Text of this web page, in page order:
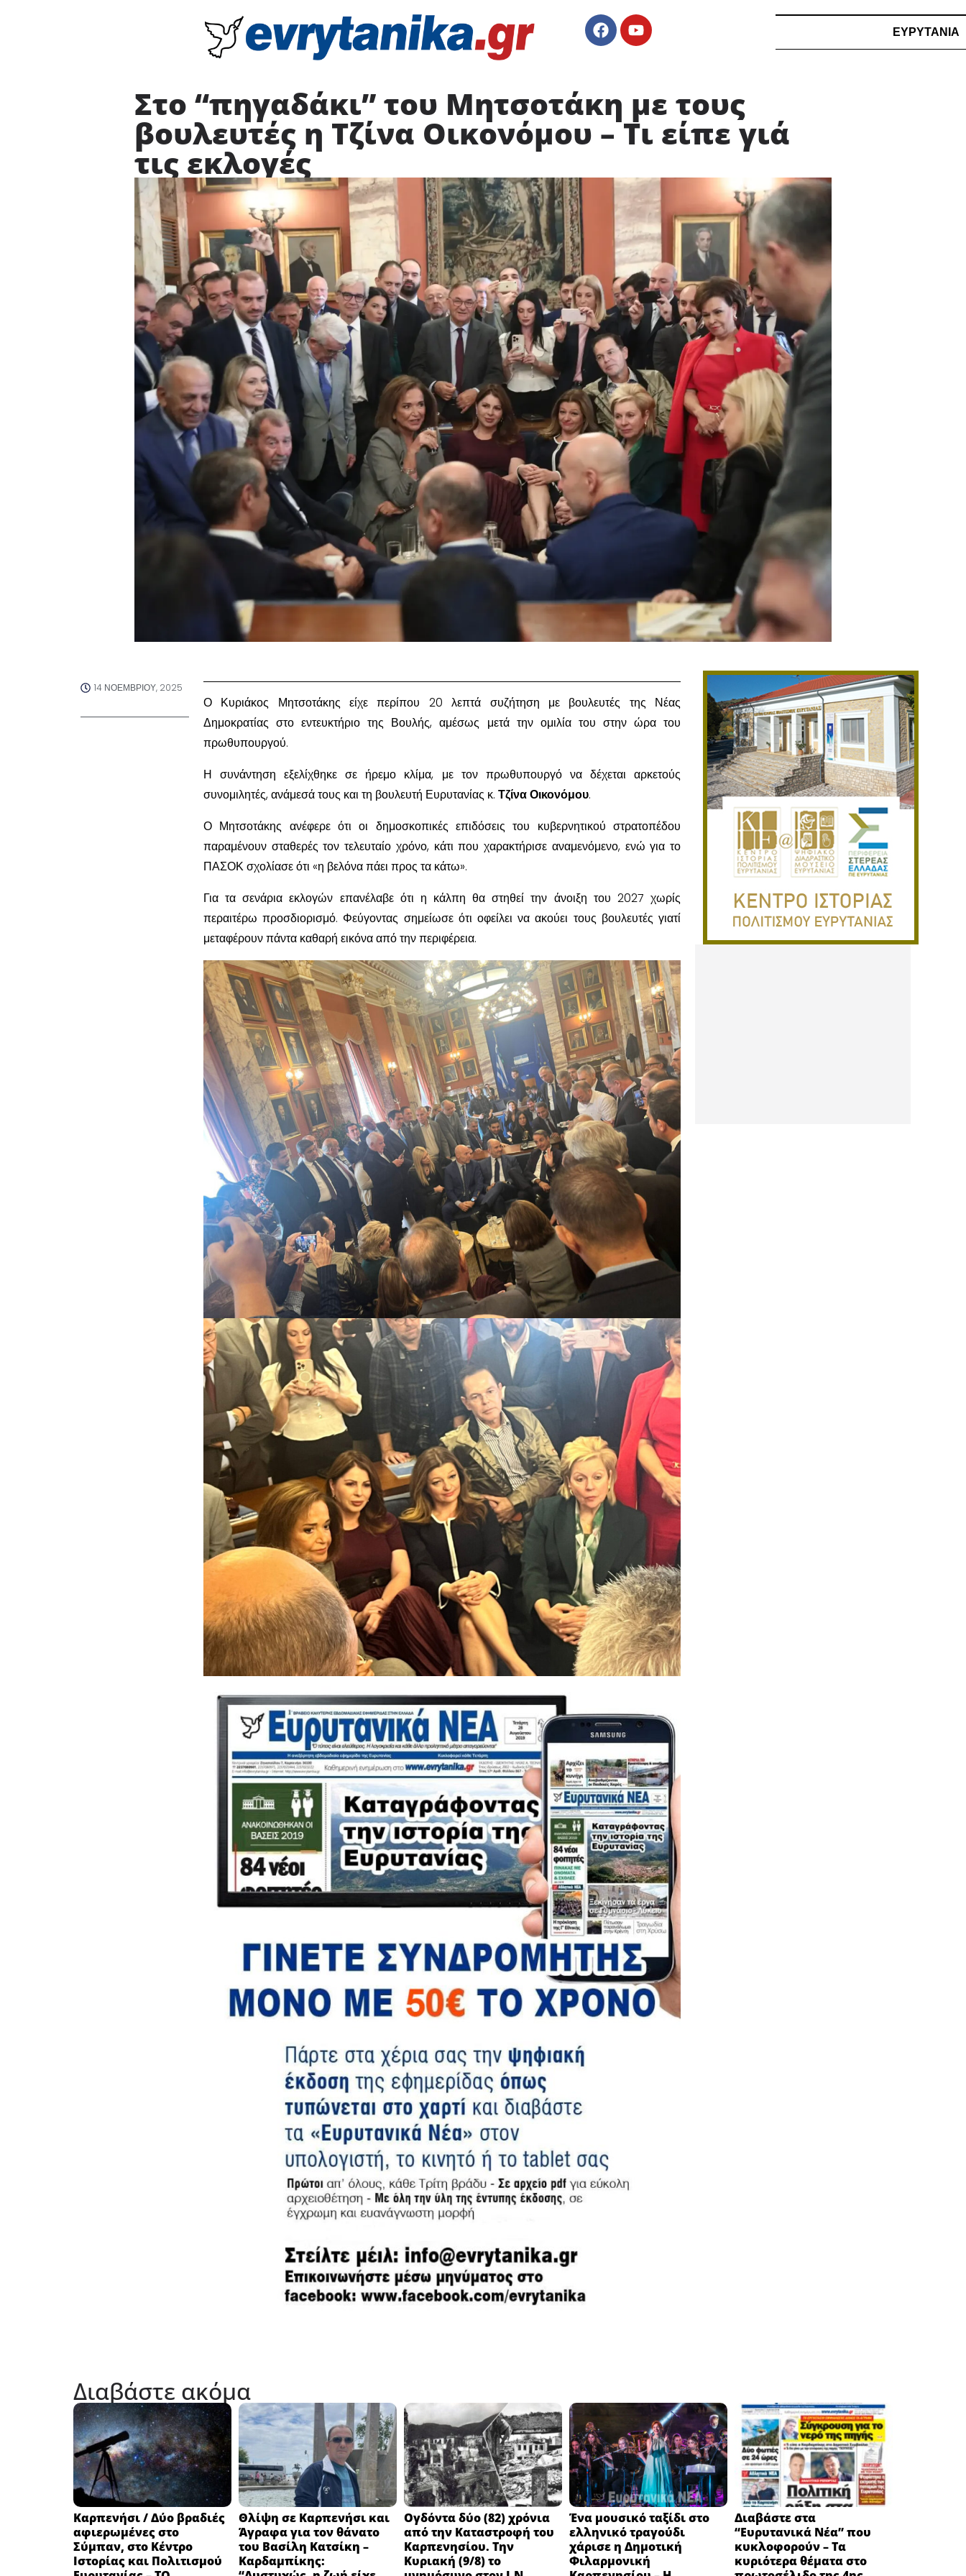
ΕΥΡΥΤΑΝΙΑ
Στο “πηγαδάκι” του Μητσοτάκη με τους
βουλευτές η Τζίνα Οικονόμου – Τι είπε γιά
τις εκλογές
14 ΝΟΕΜΒΡΊΟΥ, 2025
Ο Κυριάκος Μητσοτάκης είχε περίπου 20 λεπτά συζήτηση με βουλευτές της Νέας
Δημοκρατίας στο εντευκτήριο της Βουλής, αμέσως μετά την ομιλία του στην ώρα του
πρωθυπουργού.
Η συνάντηση εξελίχθηκε σε ήρεμο κλίμα, με τον πρωθυπουργό να δέχεται αρκετούς
συνομιλητές, ανάμεσά τους και τη βουλευτή Ευρυτανίας κ. Τζίνα Οικονόμου.
Ο Μητσοτάκης ανέφερε ότι οι δημοσκοπικές επιδόσεις του κυβερνητικού στρατοπέδου
παραμένουν σταθερές τον τελευταίο χρόνο, κάτι που χαρακτήρισε αναμενόμενο, ενώ για το
ΠΑΣΟΚ σχολίασε ότι «η βελόνα πάει προς τα κάτω».
Για τα σενάρια εκλογών επανέλαβε ότι η κάλπη θα στηθεί την άνοιξη του 2027 χωρίς
περαιτέρω προσδιορισμό. Φεύγοντας σημείωσε ότι οφείλει να ακούει τους βουλευτές γιατί
μεταφέρουν πάντα καθαρή εικόνα από την περιφέρεια.
Διαβάστε ακόμα
Καρπενήσι / Δύο βραδιές
αφιερωμένες στο
Σύμπαν, στο Κέντρο
Ιστορίας και Πολιτισμού
Θλίψη σε Καρπενήσι και
Άγραφα για τον θάνατο
του Βασίλη Κατσίκη –
Καρδαμπίκης:
Ογδόντα δύο (82) χρόνια
από την Καταστροφή του
Καρπενησίου. Την
Κυριακή (9/8) το
Ένα μουσικό ταξίδι στο
ελληνικό τραγούδι
χάρισε η Δημοτική
Φιλαρμονική
Διαβάστε στα
“Ευρυτανικά Νέα” που
κυκλοφορούν – Τα
κυριότερα θέματα στο